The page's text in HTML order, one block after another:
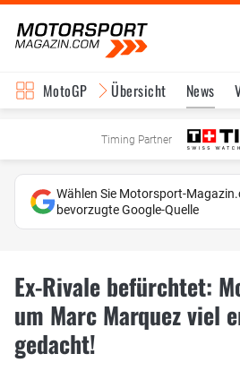
MotoGP Übersicht News
Timing Partner
Wählen Sie Motorsport-
bevorzugte Google-Quelle
Ex-Rivale befürchtet:
um Marc Marquez viel
gedacht!